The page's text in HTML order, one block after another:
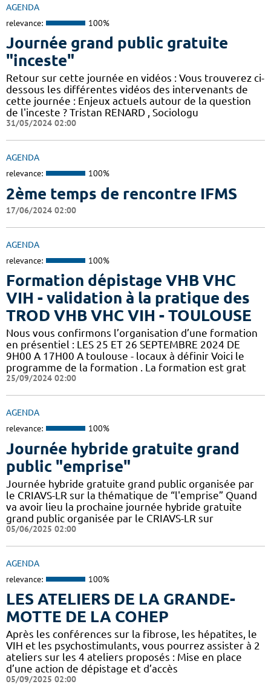
AGENDA
relevance: 100%
Journée grand public gratuite
"inceste"
Retour sur cette journée en vidéos : Vous trouverez ci-
dessous les différentes vidéos des intervenants de
cette journée : Enjeux actuels autour de la question
de l'inceste ? Tristan RENARD , Sociologu
31/05/2024 02:00
AGENDA
relevance: 100%
2ème temps de rencontre IFMS
17/06/2024 02:00
AGENDA
relevance: 100%
Formation dépistage VHB VHC
VIH - validation à la pratique des
TROD VHB VHC VIH - TOULOUSE
Nous vous confirmons l’organisation d’une formation
en présentiel : LES 25 ET 26 SEPTEMBRE 2024 DE
9H00 A 17H00 A toulouse - locaux à définir Voici le
programme de la formation . La formation est grat
25/09/2024 02:00
AGENDA
relevance: 100%
Journée hybride gratuite grand
public "emprise"
Journée hybride gratuite grand public organisée par
le CRIAVS-LR sur la thématique de “l'emprise” Quand
va avoir lieu la prochaine journée hybride gratuite
grand public organisée par le CRIAVS-LR sur
05/06/2025 02:00
AGENDA
relevance: 100%
LES ATELIERS DE LA GRANDE-
MOTTE DE LA COHEP
Après les conférences sur la fibrose, les hépatites, le
VIH et les psychostimulants, vous pourrez assister à 2
ateliers sur les 4 ateliers proposés : Mise en place
d’une action de dépistage et d’accès
05/09/2025 02:00